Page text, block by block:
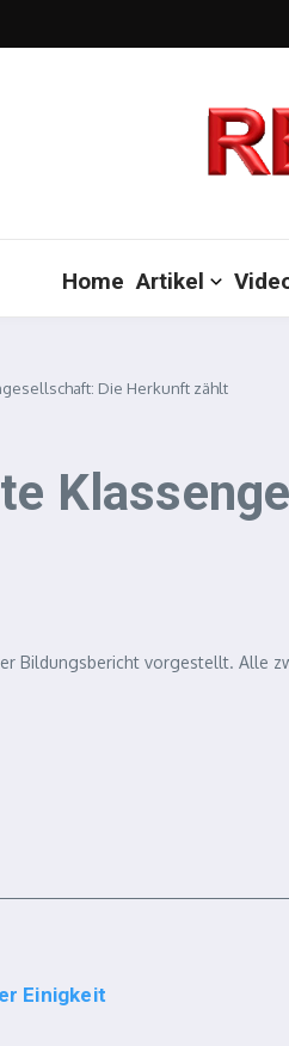
Home Artikel
Die Herkunft zählt
Bildungsbericht vorgestellt. Alle
Einigkeit